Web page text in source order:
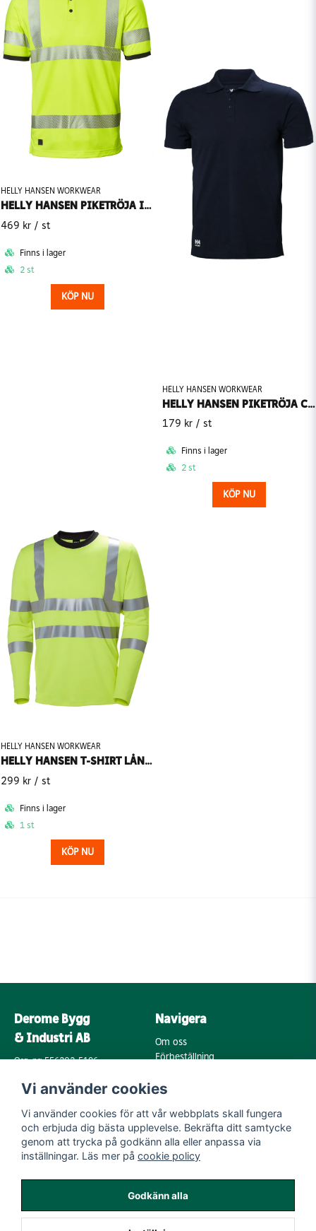
HELLY HANSEN WORKWEAR
HELLY HANSEN PIKETRÖJA ICU KL2 VARSEL 75112
469 kr / st
Finns i lager
2 st
KÖP NU
HELLY HANSEN WORKWEAR
HELLY HANSEN PIKETRÖJA CLASSIC 79167
179 kr / st
Finns i lager
2 st
KÖP NU
HELLY HANSEN WORKWEAR
HELLY HANSEN T-SHIRT LÅNGÄRMAD ADDVIS KL2 79093
299 kr / st
Finns i lager
1 st
KÖP NU
Derome Bygg
& Industri AB
Org. nr: 556202-5196
43248 Varberg
Kontakta oss
Mail:
byggoutlet@support.derome.se
Navigera
Om oss
Förbeställning
Köpvillkor
Integritetspolicy
Cookies
Instagram
Vi använder cookies
Vi använder cookies för att vår webbplats skall fungera
och erbjuda dig bästa upplevelse. Bekräfta ditt samtycke
genom att trycka på godkänn alla eller anpassa via
inställningar. Läs mer på cookie policy
Godkänn alla